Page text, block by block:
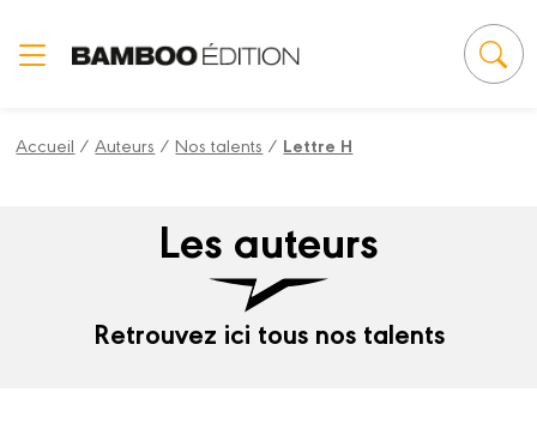
Accueil /Auteurs /Nos talents / Lettre H
Les auteurs
Retrouvez ici tous nos talents